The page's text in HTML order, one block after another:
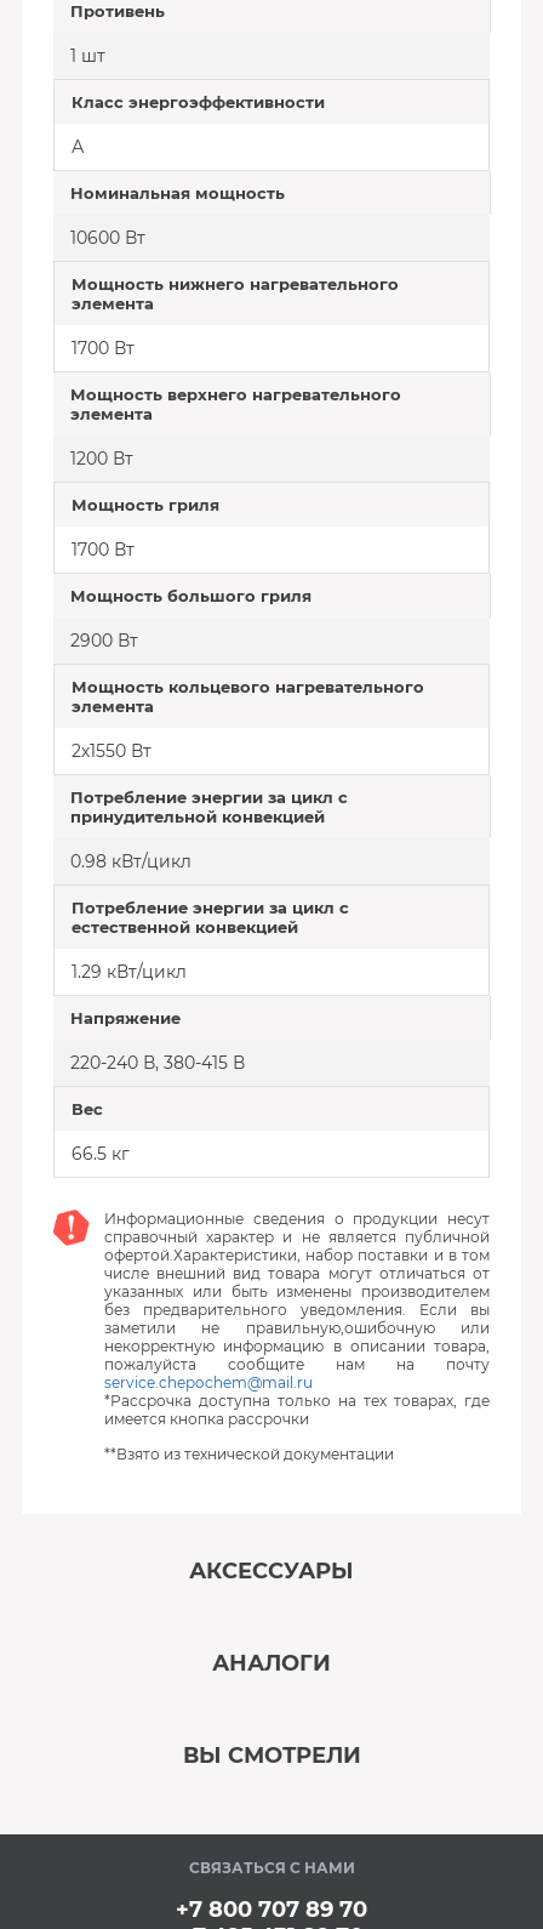
Противень
1 шт
Класс энергоэффективности
А
Номинальная мощность
10600 Вт
Мощность нижнего нагревательного
элемента
1700 Вт
Мощность верхнего нагревательного
элемента
1200 Вт
Мощность гриля
1700 Вт
Мощность большого гриля
2900 Вт
Мощность кольцевого нагревательного
элемента
2х1550 Вт
Потребление энергии за цикл с
принудительной конвекцией
0.98 кВт/цикл
Потребление энергии за цикл с
естественной конвекцией
1.29 кВт/цикл
Напряжение
220-240 В, 380-415 В
Вес
66.5 кг
Информационные сведения о продукции несут
справочный характер и не является публичной
офертой.Характеристики, набор поставки и в том
числе внешний вид товара могут отличаться от
указанных или быть изменены производителем
без предварительного уведомления. Если вы
заметили не правильную,ошибочную или
некорректную информацию в описании товара,
пожалуйста сообщите нам на почту
service.chepochem@mail.ru
*Рассрочка доступна только на тех товарах, где
имеется кнопка рассрочки
**Взято из технической документации
АКСЕССУАРЫ
АНАЛОГИ
ВЫ СМОТРЕЛИ
В наличии
СВЯЗАТЬСЯ С НАМИ
+7 800 707 89 70